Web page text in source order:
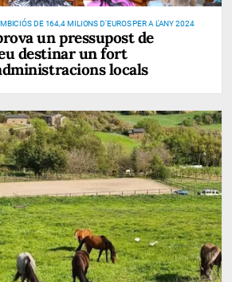
DE 164,4 MILIONS D'EUROS PER A L'ANY 2024
un pressupost de
locals